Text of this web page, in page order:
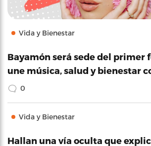
Vida y Bienestar
Bayamón será sede del primer
une música, salud y bienestar
0
Vida y Bienestar
Hallan una vía oculta que